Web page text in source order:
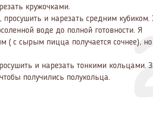
кружочками.
и нарезать средним кубиком.
воде до полной готовности. Я
( с сырым пицца получается сочнее), но
и нарезать тонкими кольцами.
получились полукольца.